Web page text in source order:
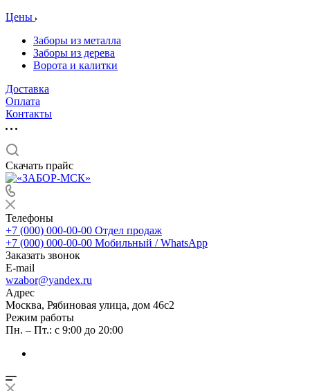
Цены
Заборы из металла
Заборы из дерева
Ворота и калитки
Доставка
Оплата
Контакты
Скачать прайс
Телефоны
+7 (000) 000-00-00 Отдел продаж
+7 (000) 000-00-00 Мобильный / WhatsApp
Заказать звонок
E-mail
wzabor@yandex.ru
Адрес
Москва, Рябиновая улица, дом 46с2
Режим работы
Пн. – Пт.: с 9:00 до 20:00